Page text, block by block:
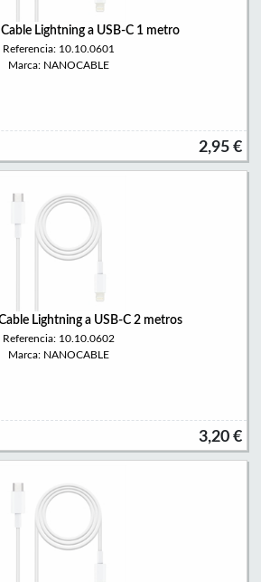
Lightning a USB-C 1 metro
Referencia: 10.10.0601
Marca: NANOCABLE
2,95 €
Lightning a USB-C 2 metros
Referencia: 10.10.0602
Marca: NANOCABLE
3,20 €